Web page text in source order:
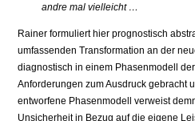
andre mal vielleicht …
Rainer formuliert hier prognostisch
umfassenden Transformation an der
diagnostisch in einem Phasenmodell
Anforderungen zum Ausdruck gebracht
entworfene Phasenmodell verweist
Unsicherheit in Bezug auf die eigene